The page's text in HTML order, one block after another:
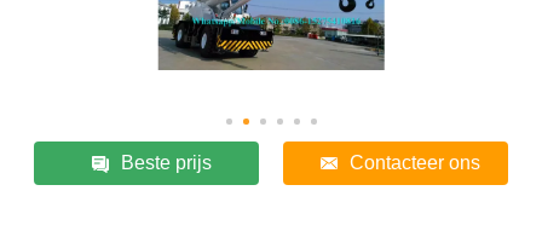
Beste prijs Contacteer ons